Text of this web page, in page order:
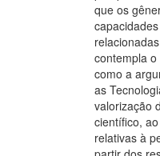
que os
contempla
como a
as
valorização
científico,
relativas à